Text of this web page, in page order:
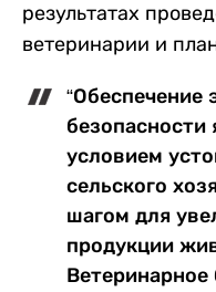
результатах
ветеринарии и
“Обеспечение
условием
сельского
шагом для
продукции